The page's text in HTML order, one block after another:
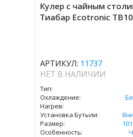
Кулер с чайным
Тиабар Ecotronic
АРТИКУЛ: 11737
НЕТ В НАЛИЧИИ
Тип:
Охлаждение:
Нагрев:
Установка Бутыли:
Размер:
Особенность: